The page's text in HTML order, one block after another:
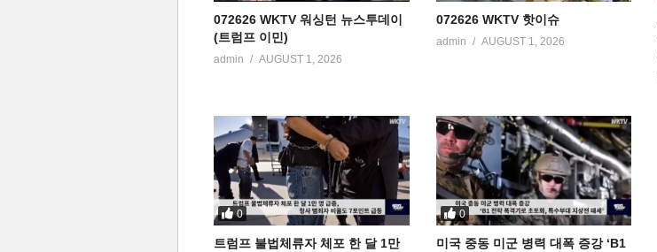
072626 WKTV 워싱턴 뉴스투데이
(트럼프 이민)
admin AUGUST 1, 2026
072626 WKTV 핫이슈
admin AUGUST 1, 2026
0
트럼프 불법체류자 체포 한 달 1만
0
미국 중동 미군 병력 대폭 증강 ‘B1